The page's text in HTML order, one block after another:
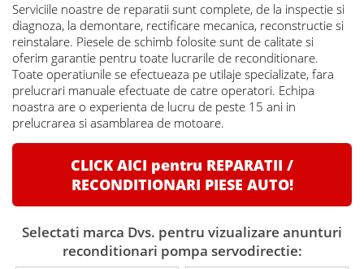
Serviciile noastre de reparatii sunt complete, de la inspectie si
diagnoza, la demontare, rectificare mecanica, reconstructie si
reinstalare. Piesele de schimb folosite sunt de calitate si
oferim garantie pentru toate lucrarile de reconditionare.
Toate operatiunile se efectueaza pe utilaje specializate, fara
prelucrari manuale efectuate de catre operatori. Echipa
noastra are o experienta de lucru de peste 15 ani in
prelucrarea si asamblarea de motoare.
CLICK AICI pentru REPARATII /
RECONDITIONARI PIESE AUTO!
Selectati marca Dvs. pentru vizualizare anunturi
reconditionari pompa servodirectie: